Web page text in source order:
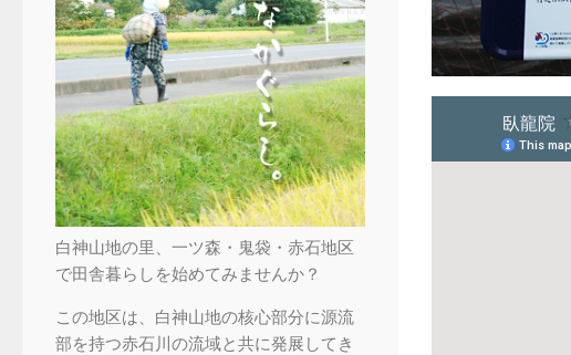
白神山地の里、一ツ森・鬼袋・赤石地区
で田舎暮らしを始めてみませんか？
この地区は、白神山地の核心部分に源流
部を持つ赤石川の流域と共に発展してき